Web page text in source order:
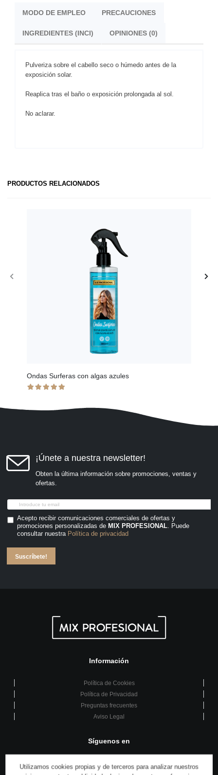
Utilizamos cookies propias y de terceros para analizar nuestros
MODO DE EMPLEO PRECAUCIONES
INGREDIENTES (INCI) OPINIONES (0)
Pulveriza sobre el cabello seco o húmedo antes de la
exposición solar.
Reaplica tras el baño o exposición prolongada al sol.
No aclarar.
PRODUCTOS RELACIONADOS
Ondas Surferas con algas azules
¡Únete a nuestra newsletter!
Obten la última información sobre promociones, ventas y
ofertas.
Acepto recibir comunicaciones comerciales de ofertas y
promociones personalizadas de MIX PROFESIONAL. Puede
consultar nuestra Política de privacidad
Suscríbete!
Información
Política de Cookies
Política de Privacidad
Preguntas frecuentes
Aviso Legal
Síguenos en